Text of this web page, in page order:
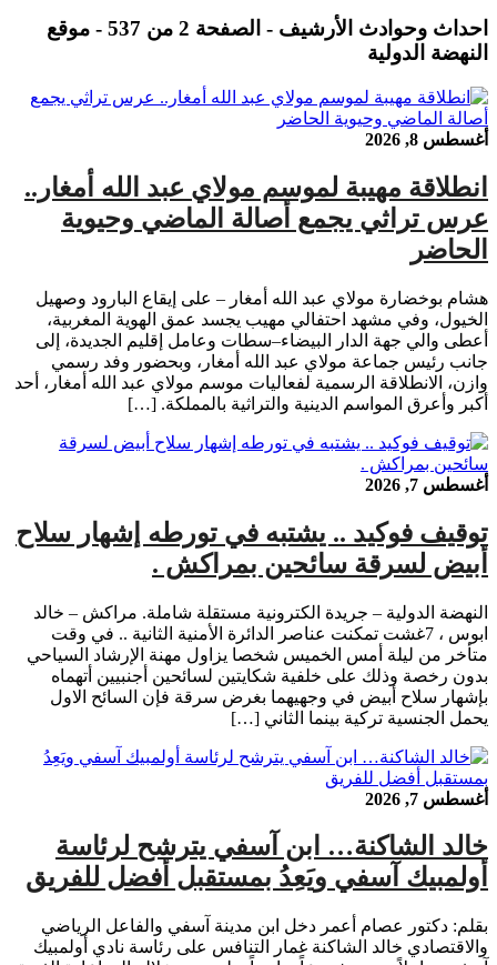
احداث وحوادث الأرشيف - الصفحة 2 من 537 - موقع
النهضة الدولية
أغسطس 8, 2026
انطلاقة مهيبة لموسم مولاي عبد الله أمغار..
عرس تراثي يجمع أصالة الماضي وحيوية
الحاضر
هشام بوخضارة مولاي عبد الله أمغار – على إيقاع البارود وصهيل
الخيول، وفي مشهد احتفالي مهيب يجسد عمق الهوية المغربية،
أعطى والي جهة الدار البيضاء–سطات وعامل إقليم الجديدة، إلى
جانب رئيس جماعة مولاي عبد الله أمغار، وبحضور وفد رسمي
وازن، الانطلاقة الرسمية لفعاليات موسم مولاي عبد الله أمغار، أحد
أكبر وأعرق المواسم الدينية والتراثية بالمملكة. […]
أغسطس 7, 2026
توقيف فوكيد .. يشتبه في تورطه إشهار سلاح
أبيض لسرقة سائحين بمراكش .
النهضة الدولية – جريدة الكترونية مستقلة شاملة. مراكش – خالد
ابوس ، 7غشت تمكنت عناصر الدائرة الأمنية الثانية .. في وقت
متأخر من ليلة أمس الخميس شخصا يزاول مهنة الإرشاد السياحي
بدون رخصة وذلك على خلفية شكايتين لسائحين أجنبيين أتهماه
بإشهار سلاح أبيض في وجهيهما بغرض سرقة فإن السائح الاول
يحمل الجنسية تركية بينما الثاني […]
أغسطس 7, 2026
خالد الشاكنة… ابن آسفي يترشح لرئاسة
أولمبيك آسفي ويَعِدُ بمستقبل أفضل للفريق
بقلم: دكتور عصام أعمر دخل ابن مدينة آسفي والفاعل الرياضي
والاقتصادي خالد الشاكنة غمار التنافس على رئاسة نادي أولمبيك